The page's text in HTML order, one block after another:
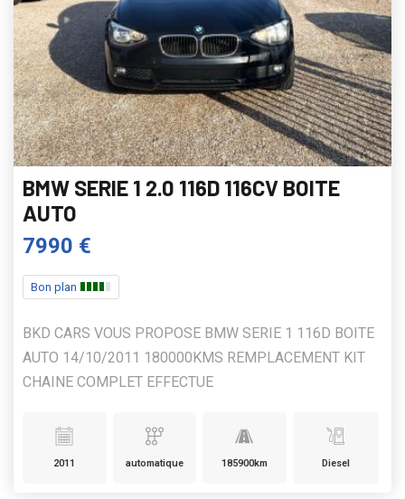
BMW SERIE 1 2.0 116D 116CV BOITE
AUTO
7990 €
Bon plan
BKD CARS VOUS PROPOSE BMW SERIE 1 116D BOITE
AUTO 14/10/2011 180000KMS REMPLACEMENT KIT
CHAINE COMPLET EFFECTUE
2011 automatique 185900km Diesel